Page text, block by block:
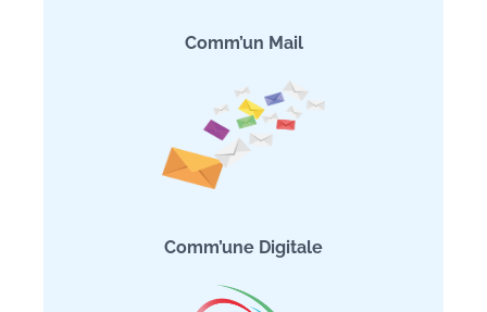
Comm’un Mail
Comm’une Digitale